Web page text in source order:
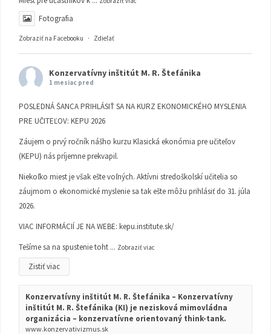
Fotografia
Zobraziť na Facebooku · Zdieľať
Konzervatívny inštitút M. R. Štefánika
1 mesiac pred
POSLEDNÁ ŠANCA PRIHLÁSIŤ SA NA KURZ EKONOMICKÉHO MYSLENIA
PRE UČITEĽOV: KEPU 2026
Záujem o prvý ročník nášho kurzu Klasická ekonómia pre učiteľov
(KEPU) nás príjemne prekvapil.
Niekoľko miest je však ešte voľných. Aktívni stredoškolskí učitelia so
záujmom o ekonomické myslenie sa tak ešte môžu prihlásiť do 31. júla
2026.
VIAC INFORMÁCIÍ JE NA WEBE: kepu.institute.sk/
Tešíme sa na spustenie toht ... Zobraziť viac
Zistiť viac
Konzervatívny inštitút M. R. Štefánika – Konzervatívny
inštitút M. R. Štefánika (KI) je nezisková mimovládna
organizácia – konzervatívne orientovaný think-tank.
www.konzervativizmus.sk